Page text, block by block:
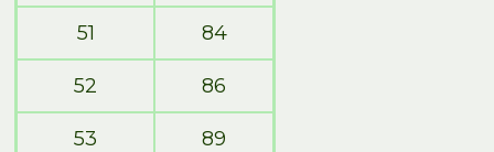
51 84
52 86
53 89